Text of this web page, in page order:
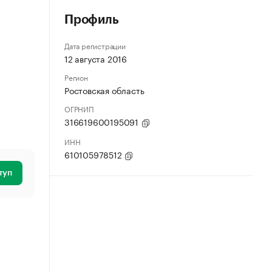
Профиль
Дата регистрации
12 августа 2016
Регион
Ростовская область
ОГРНИП
316619600195091
ИНН
610105978512